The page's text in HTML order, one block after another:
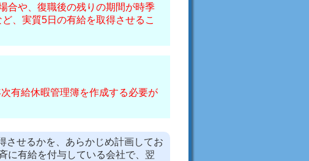
合や、復職後の残りの期間が時季
、実質5日の有給を取得させるこ
有給休暇管理簿を作成する必要が
させるかを、あらかじめ計画してお
に有給を付与している会社で、翌